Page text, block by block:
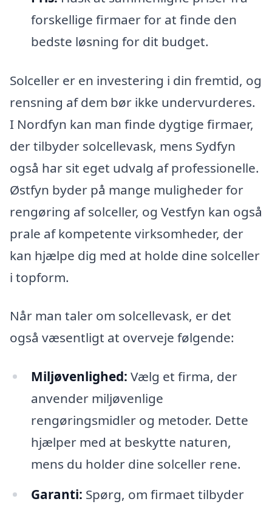
forskellige firmaer for at finde den
bedste løsning for dit budget.
Solceller er en investering i din fremtid, og
rensning af dem bør ikke undervurderes.
I Nordfyn kan man finde dygtige firmaer,
der tilbyder solcellevask, mens Sydfyn
også har sit eget udvalg af professionelle.
Østfyn byder på mange muligheder for
rengøring af solceller, og Vestfyn kan også
prale af kompetente virksomheder, der
kan hjælpe dig med at holde dine solceller
i topform.
Når man taler om solcellevask, er det
også væsentligt at overveje følgende:
Miljøvenlighed: Vælg et firma, der
anvender miljøvenlige
rengøringsmidler og metoder. Dette
hjælper med at beskytte naturen,
mens du holder dine solceller rene.
Garanti: Spørg, om firmaet tilbyder